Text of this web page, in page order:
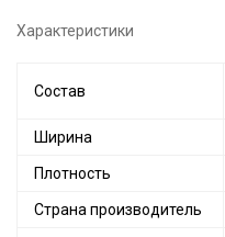
Характеристики
Состав
Ширина
Плотность
Страна производитель